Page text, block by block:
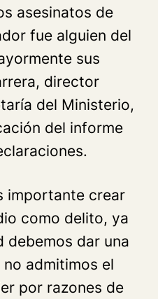
asesinatos de
fue alguien del
sus
director
del Ministerio,
del informe
importante crear
como delito, ya
debemos dar una
admitimos el
por razones de